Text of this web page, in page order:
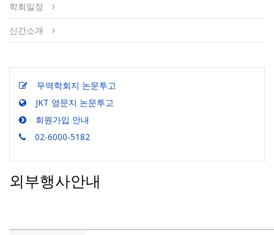
학회일정
신간소개
무역학회지 논문투고
JKT 영문지 논문투고
회원가입 안내
02-6000-5182
외부행사안내